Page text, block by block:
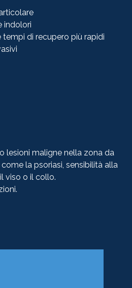
indolori
di recupero più rapidi
lesioni maligne nella zona da
la psoriasi, sensibilità alla
viso o il collo.